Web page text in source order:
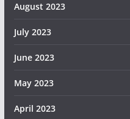
August 2023
July 2023
June 2023
May 2023
April 2023